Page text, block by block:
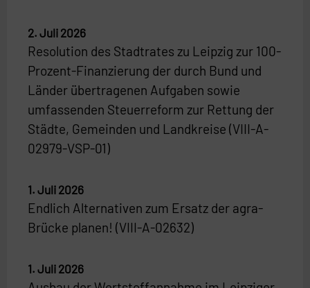
Resolution des Stadtrates zu Leipzig zur 100-
Prozent-Finanzierung der durch Bund und
Länder übertragenen Aufgaben sowie
umfassenden Steuerreform zur Rettung der
Städte, Gemeinden und Landkreise (VIII-A-
02979-VSP-01)
2. Juli 2026
Endlich Alternativen zum Ersatz der agra-
Brücke planen! (VIII-A-02632)
1. Juli 2026
1. Juli 2026